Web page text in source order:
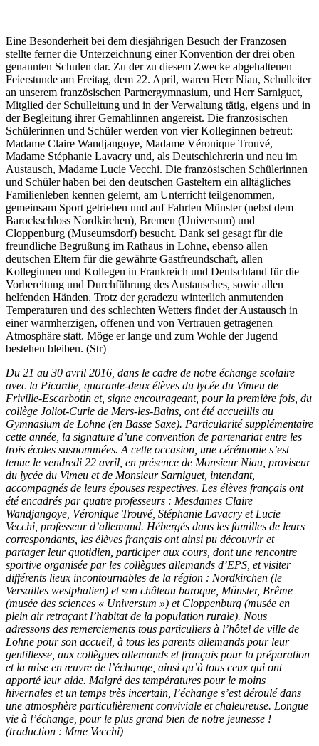
Eine Besonderheit bei dem diesjährigen Besuch der Franzosen
stellte ferner die Unterzeichnung einer Konvention der drei oben
genannten Schulen dar. Zu der zu diesem Zwecke abgehaltenen
Feierstunde am Freitag, dem 22. April, waren Herr Niau, Schulleiter
an unserem französischen Partnergymnasium, und Herr Sarniguet,
Mitglied der Schulleitung und in der Verwaltung tätig, eigens und in
der Begleitung ihrer Gemahlinnen angereist. Die französischen
Schülerinnen und Schüler werden von vier Kolleginnen betreut:
Madame Claire Wandjangoye, Madame Véronique Trouvé,
Madame Stéphanie Lavacry und, als Deutschlehrerin und neu im
Austausch, Madame Lucie Vecchi. Die französischen Schülerinnen
und Schüler haben bei den deutschen Gasteltern ein alltägliches
Familienleben kennen gelernt, am Unterricht teilgenommen,
gemeinsam Sport getrieben und auf Fahrten Münster (nebst dem
Barockschloss Nordkirchen), Bremen (Universum) und
Cloppenburg (Museumsdorf) besucht. Dank sei gesagt für die
freundliche Begrüßung im Rathaus in Lohne, ebenso allen
deutschen Eltern für die gewährte Gastfreundschaft, allen
Kolleginnen und Kollegen in Frankreich und Deutschland für die
Vorbereitung und Durchführung des Austausches, sowie allen
helfenden Händen. Trotz der geradezu winterlich anmutenden
Temperaturen und des schlechten Wetters findet der Austausch in
einer warmherzigen, offenen und von Vertrauen getragenen
Atmosphäre statt. Möge er lange und zum Wohle der Jugend
bestehen bleiben. (Str)
Du 21 au 30 avril 2016, dans le cadre de notre échange scolaire
avec la Picardie, quarante-deux élèves du lycée du Vimeu de
Friville-Escarbotin et, signe encourageant, pour la première fois, du
collège Joliot-Curie de Mers-les-Bains, ont été accueillis au
Gymnasium de Lohne (en Basse Saxe). Particularité supplémentaire
cette année, la signature d’une convention de partenariat entre les
trois écoles susnommées. A cette occasion, une cérémonie s’est
tenue le vendredi 22 avril, en présence de Monsieur Niau, proviseur
du lycée du Vimeu et de Monsieur Sarniguet, intendant,
accompagnés de leurs épouses respectives. Les élèves français ont
été encadrés par quatre professeurs : Mesdames Claire
Wandjangoye, Véronique Trouvé, Stéphanie Lavacry et Lucie
Vecchi, professeur d’allemand. Hébergés dans les familles de leurs
correspondants, les élèves français ont ainsi pu découvrir et
partager leur quotidien, participer aux cours, dont une rencontre
sportive organisée par les collègues allemands d’EPS, et visiter
différents lieux incontournables de la région : Nordkirchen (le
Versailles westphalien) et son château baroque, Münster, Brême
(musée des sciences « Universum ») et Cloppenburg (musée en
plein air retraçant l’habitat de la population rurale). Nous
adressons des remerciements tous particuliers à l’hôtel de ville de
Lohne pour son accueil, à tous les parents allemands pour leur
gentillesse, aux collègues allemands et français pour la préparation
et la mise en œuvre de l’échange, ainsi qu’à tous ceux qui ont
apporté leur aide. Malgré des températures pour le moins
hivernales et un temps très incertain, l’échange s’est déroulé dans
une atmosphère particulièrement conviviale et chaleureuse. Longue
vie à l’échange, pour le plus grand bien de notre jeunesse !
(traduction : Mme Vecchi)